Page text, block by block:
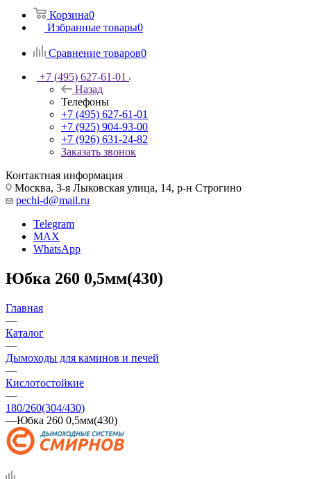
Корзина0
Избранные товары0
Сравнение товаров0
+7 (495) 627-61-01
Назад
Телефоны
+7 (495) 627-61-01
+7 (925) 904-93-00
+7 (926) 631-24-82
Заказать звонок
Контактная информация
Москва, 3-я Лыковская улица, 14, р-н Строгино
pechi-d@mail.ru
Telegram
MAX
WhatsApp
Юбка 260 0,5мм(430)
Главная
—
Каталог
—
Дымоходы для каминов и печей
—
Кислотостойкие
—
180/260(304/430)
—Юбка 260 0,5мм(430)